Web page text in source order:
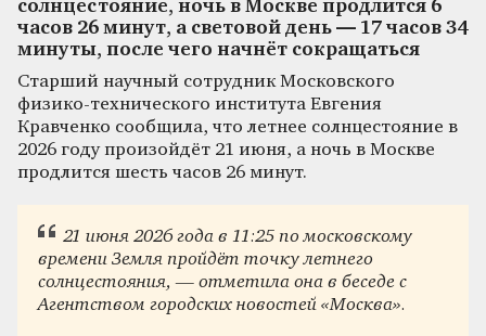
солнцестояние, ночь в Москве продлится 6
часов 26 минут, а световой день — 17 часов 34
минуты, после чего начнёт сокращаться
Старший научный сотрудник Московского
физико-технического института Евгения
Кравченко сообщила, что летнее солнцестояние в
2026 году произойдёт 21 июня, а ночь в Москве
продлится шесть часов 26 минут.
21 июня 2026 года в 11:25 по московскому
времени Земля пройдёт точку летнего
солнцестояния, — отметила она в беседе с
Агентством городских новостей «Москва».